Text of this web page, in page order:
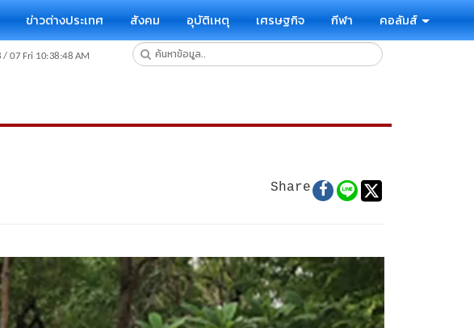
ข่าวต่างประเทศ สังคม อุบัติเหตุ เศรษฐกิจ กีฬา คอลัมส์
Share